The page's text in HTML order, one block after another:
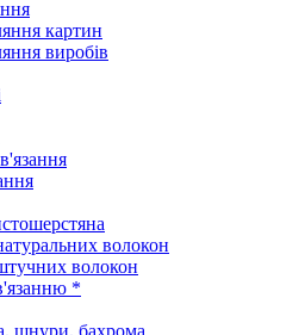
картин
виробів
волокон
волокон
*
шнури, бахрома